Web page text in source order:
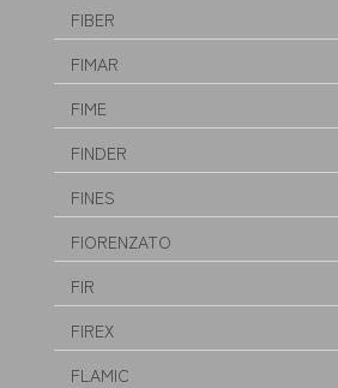
FIBER
FIMAR
FIME
FINDER
FINES
FIORENZATO
FIR
FIREX
FLAMIC